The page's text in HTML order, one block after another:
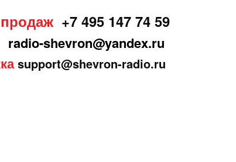
+7 495 147 74 59
radio-shevron@yandex.ru
support@shevron-radio.ru